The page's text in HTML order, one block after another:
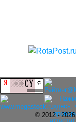
© 2012 -